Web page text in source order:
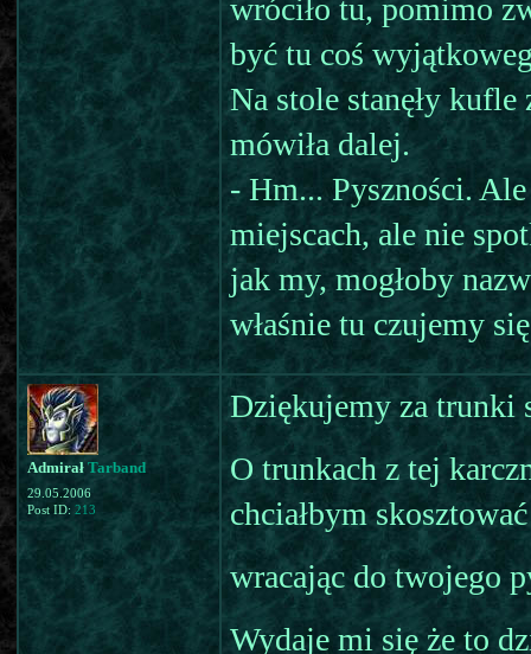
wróciło tu, pomimo
być tu coś
Na stole stanęły
mówiła dalej.
- Hm... Pyszności.
miejscach, ale nie
jak my, mogłoby
właśnie tu czujemy
Admirał Tarband
29.05.2006
Post ID: 213
Dziękujemy za trunki
O trunkach z tej
chciałbym
wracając do twojego
Wydaje mi się że to